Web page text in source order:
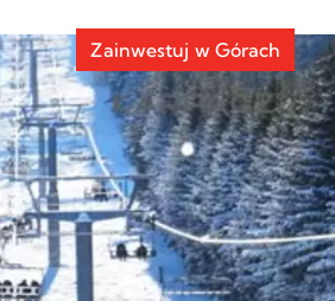
Zainwestuj w Górach